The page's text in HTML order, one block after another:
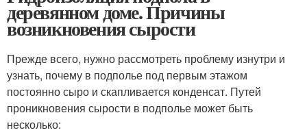
деревянном доме. Причины
возникновения сырости
Прежде всего, нужно рассмотреть проблему изнутри и
узнать, почему в подполье под первым этажом
постоянно сыро и скапливается конденсат. Путей
проникновения сырости в подполье может быть
несколько: